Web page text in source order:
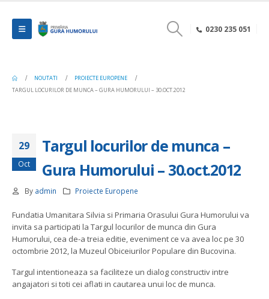
0230 235 051
NOUTATI
PROIECTE EUROPENE
TARGUL LOCURILOR DE MUNCA – GURA HUMORULUI – 30.OCT.2012
29
Oct
Targul locurilor de munca –
Gura Humorului – 30.oct.2012
By admin Proiecte Europene
Fundatia Umanitara Silvia si Primaria Orasului Gura Humorului va
invita sa participati la Targul locurilor de munca din Gura
Humorului, cea de-a treia editie, eveniment ce va avea loc pe 30
octombrie 2012, la Muzeul Obiceiurilor Populare din Bucovina.
Targul intentioneaza sa faciliteze un dialog constructiv intre
angajatori si toti cei aflati in cautarea unui loc de munca.